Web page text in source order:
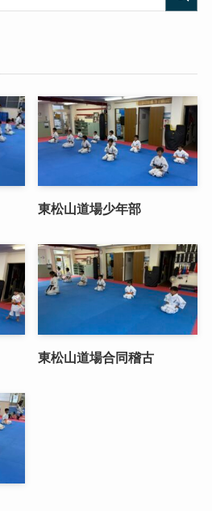
東松山道場少年部
東松山道場合同稽古